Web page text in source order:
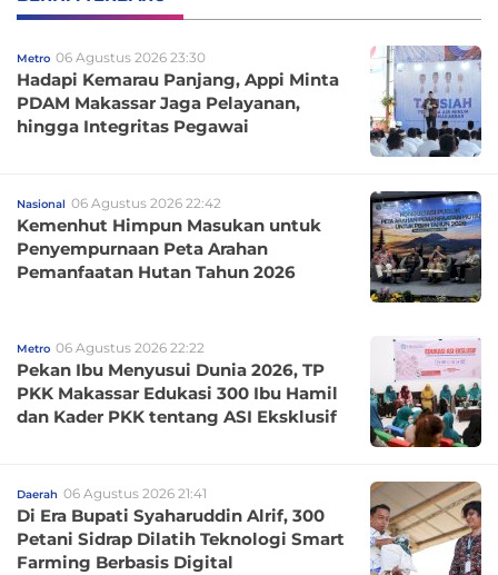
Metro 06 Agustus 2026 23:30
Hadapi Kemarau Panjang, Appi Minta
PDAM Makassar Jaga Pelayanan,
hingga Integritas Pegawai
Nasional 06 Agustus 2026 22:42
Kemenhut Himpun Masukan untuk
Penyempurnaan Peta Arahan
Pemanfaatan Hutan Tahun 2026
Metro 06 Agustus 2026 22:22
Pekan Ibu Menyusui Dunia 2026, TP
PKK Makassar Edukasi 300 Ibu Hamil
dan Kader PKK tentang ASI Eksklusif
Daerah 06 Agustus 2026 21:41
Di Era Bupati Syaharuddin Alrif, 300
Petani Sidrap Dilatih Teknologi Smart
Farming Berbasis Digital